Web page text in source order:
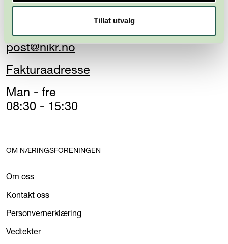
Tillat utvalg
Skippergata 23
4611 Kristiansand
post@nikr.no
Fakturaadresse
Man - fre
08:30 - 15:30
OM NÆRINGSFORENINGEN
Om oss
Kontakt oss
Personvernerklæring
Vedtekter